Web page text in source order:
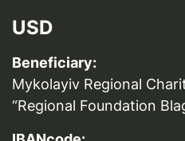
USD
Beneficiary:
Mykolayiv Regional
“Regional Foundation